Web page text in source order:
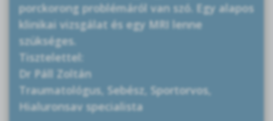
porckorong problémáról van szó. Egy alapos
klinikai vizsgálat és egy MRI lenne
szükséges.
Tisztelettel:
Dr Páll Zoltán
Traumatológus, Sebész, Sportorvos,
Hialuronsav specialista